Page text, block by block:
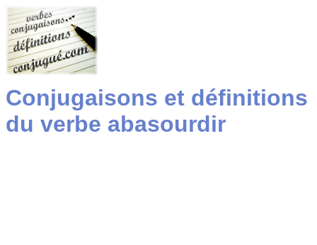
Conjugaisons et définitions
du verbe abasourdir